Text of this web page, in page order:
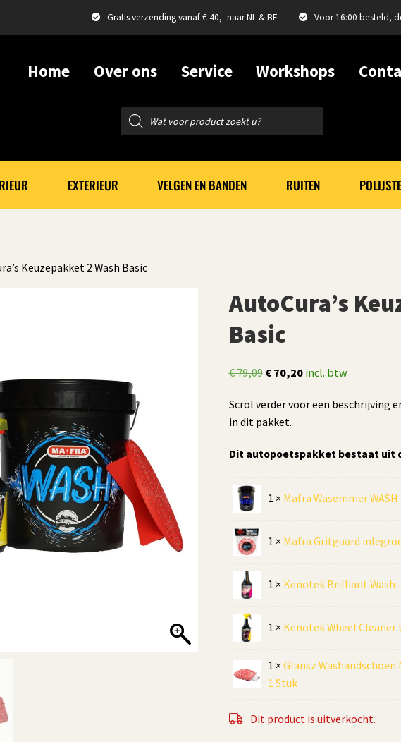
Gratis verzending vanaf € 40,- naar NL & BE Voor 16:00 besteld,
Home Over ons Service Workshops
Producten
zoeken
EXTERIEUR VELGEN EN BANDEN RUITEN
Keuzepakket 2 Wash Basic
AutoCura’s
Basic
€79,09 Oorspronkelijke
was:
€ 79,09.
€70,20Huidige
is:
incl. btw
Scrol verder voor een beschrijving
in dit pakket.
Dit autopoetspakket bestaat uit
1 × Mafra Wasemmer
1 × Mafra Gritguard
1 ×Kenotek Brilliant Wash
1 ×Kenotek Wheel Cleaner
1 × Glansz
1 Stuk
Dit product is uitverkocht.